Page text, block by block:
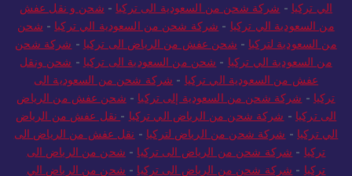
الي تركيا - شركة شحن من السعودية الى تركيا - شحن و نقل عفش
من السعودية الي تركيا - شركة شحن من السعودية الي تركيا - شحن
من السعودية لتركيا - شحن عفش من الرياض الى تركيا - شركة شحن
من السعودية الي تركيا - شحن من السعودية الى تركيا - شحن ونقل
عفش من السعودية الي تركيا - شركة شحن من السعودية الى
تركيا - شركة شحن من السعودية إلى تركيا - شحن عفش من الرياض
الى تركيا - شركة شحن من الرياض الي تركيا - نقل عفش من الرياض
الي تركيا - شركة شحن من الرياض لتركيا - نقل عفش من الرياض الى
تركيا - شركة شحن من الرياض الى تركيا - شحن من الرياض الى
تركيا - شركة شحن من الرياض الى تركيا - شحن من الرياض الي